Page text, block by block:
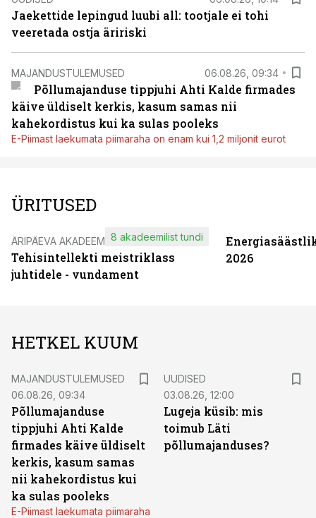
Jaekettide lepingud luubi all: tootjale ei tohi
veeretada ostja äririski
MAJANDUSTULEMUSED 06.08.26, 09:34
Põllumajanduse tippjuhi Ahti Kalde firmades
käive üldiselt kerkis, kasum samas nii
kahekordistus kui ka sulas pooleks
E-Piimast laekumata piimaraha on enam kui 1,2 miljonit eurot
ÜRITUSED
ÄRIPÄEVA AKADEEMIA
Tehisintellekti meistriklass
juhtidele - vundament
8 akadeemilist tundi
2026
HETKEL KUUM
MAJANDUSTULEMUSED
06.08.26, 09:34
Põllumajanduse
tippjuhi Ahti Kalde
firmades käive üldiselt
kerkis, kasum samas
nii kahekordistus kui
ka sulas pooleks
E-Piimast laekumata piimaraha
UUDISED
03.08.26, 12:00
Lugeja küsib: mis
toimub Läti
põllumajanduses?